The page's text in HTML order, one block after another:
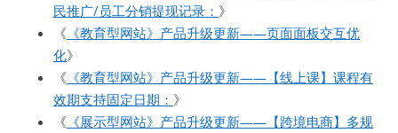
民推广/员工分销提现记录： 》
《 《教育型网站》产品升级更新——页面面板交互优
化》
《 《教育型网站》产品升级更新——【线上课】课程有
效期支持固定日期： 》
《 《展示型网站》产品升级更新——【跨境电商】多规